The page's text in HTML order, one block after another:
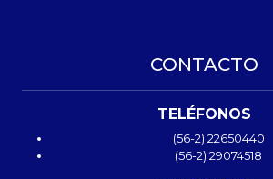
CONTACTO
TELÉFONOS
(56-2) 22650440
(56-2) 29074518